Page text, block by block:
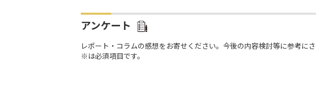
アンケート
レポート・コラムの感想をお寄せください。今後の内容検討等に参考にさ
※は必須項目です。